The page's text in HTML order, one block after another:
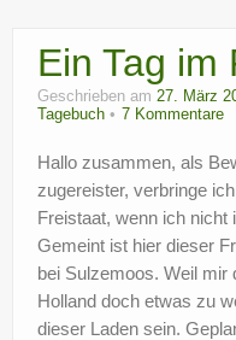
Ein Tag im
Geschrieben am 27. März
Tagebuch
7 Kommentare
Hallo zusammen, als
zugereister, verbringe
Freistaat, wenn ich nicht
Gemeint ist hier dieser
bei Sulzemoos. Weil mir
Holland doch etwas zu
dieser Laden sein.